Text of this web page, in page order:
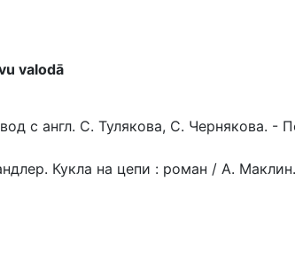
valodā
с англ. С. Тулякова, С. Чернякова. -
Кукла на цепи : роман / А. Маклин.